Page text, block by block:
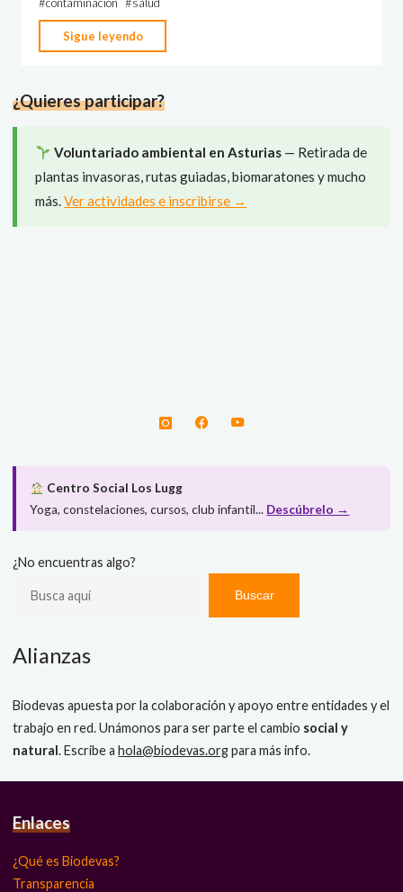
Sigue leyendo
¿Tú,
aire
¿Quieres participar?
Voluntariado ambiental en Asturias— Retirada de
plantas invasoras, rutas guiadas, biomaratones y mucho
más.Ver actividades e inscribirse →
Centro Social Los Lugg
Yoga, constelaciones, cursos, club infantil... Descúbrelo →
¿No encuentras algo?
Buscar
Alianzas
Biodevas apuesta por la colaboración y apoyo entre entidades y el
trabajo en red. Unámonos para ser parte el cambio social y
natural. Escribe ahola@biodevas.orgpara más info.
Enlaces
¿Qué es Biodevas?
Transparencia